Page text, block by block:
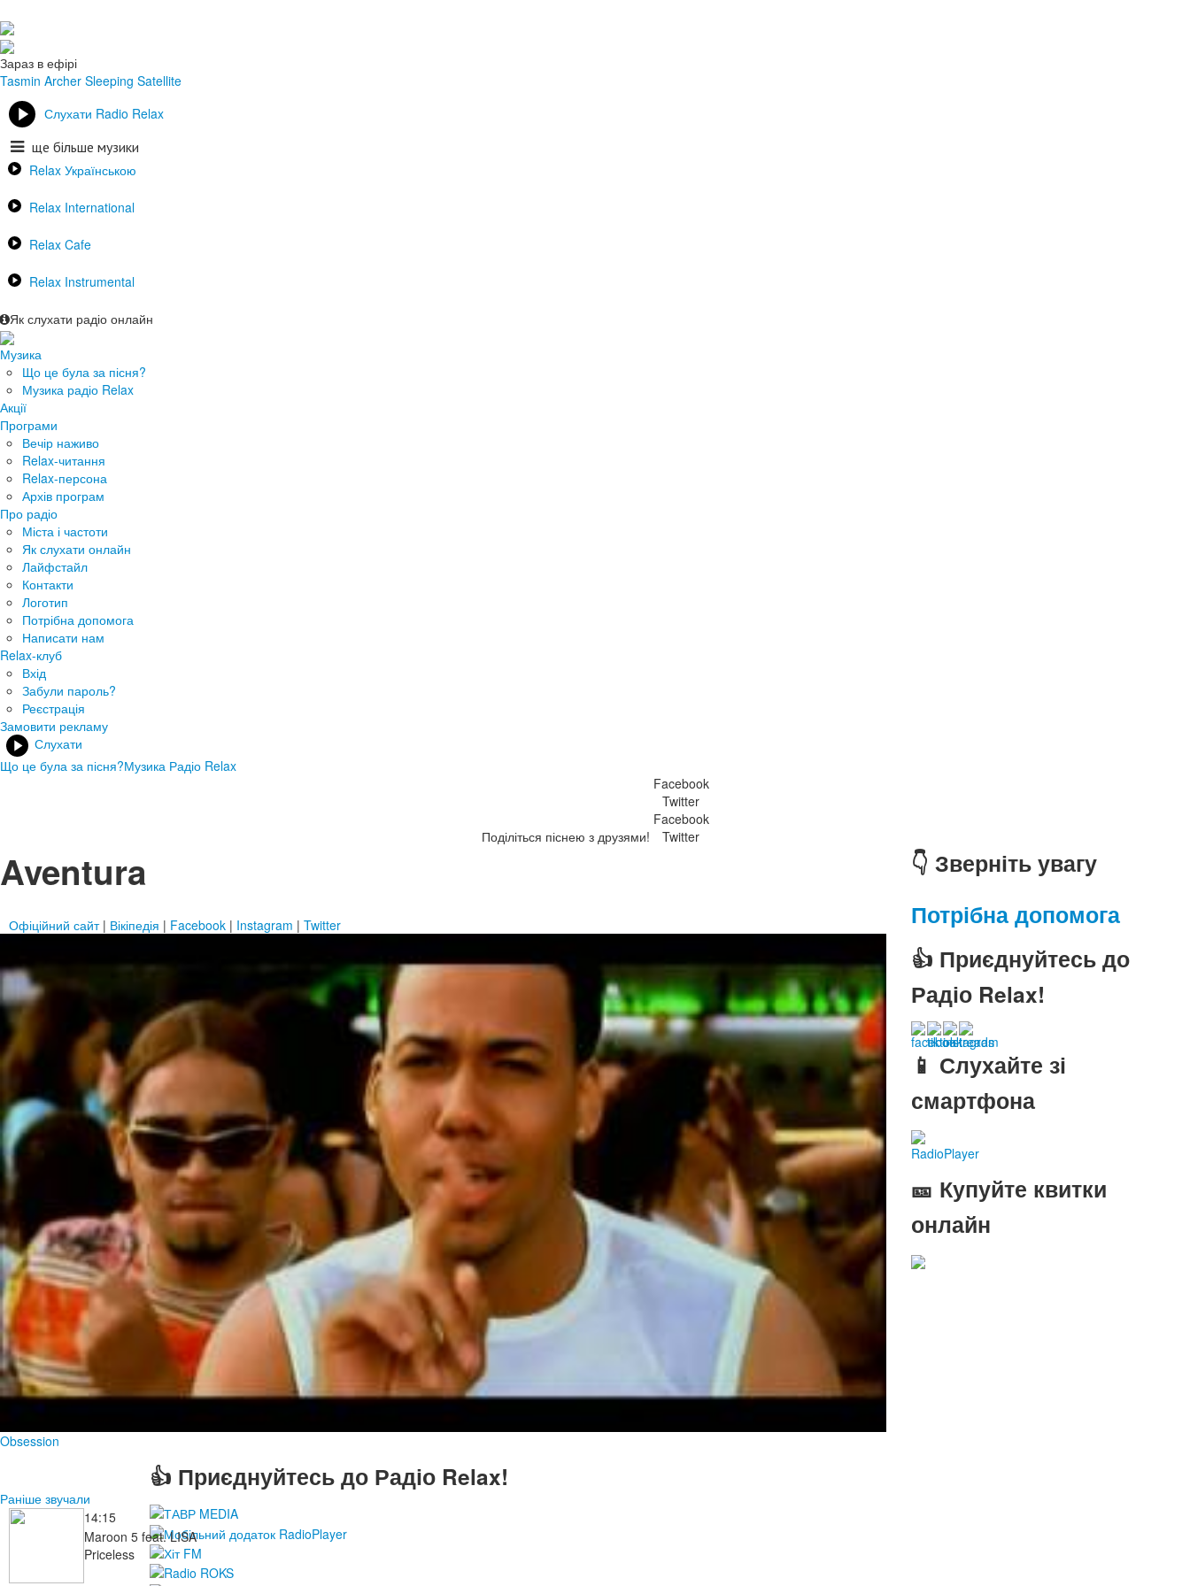
Зараз в ефірі
Tasmin Archer Sleeping Satellite
Раніше звучали
14:15
Maroon 5 feat. LISA
Priceless
Слухати Radio Relax
ще більше музики
Relax Українською
Relax International
Relax Cafe
Relax Instrumental
Як слухати радіо онлайн
Музика
Що це була за пісня?
Музика радіо Relax
Акції
Програми
Вечір наживо
Relax-читання
Relax-персона
Архів програм
Про радіо
Міста і частоти
Як слухати онлайн
Лайфстайл
Контакти
Логотип
Потрібна допомога
Написати нам
Relax-клуб
Вхід
Забули пароль?
Реєстрація
Замовити рекламу
Слухати
Що це була за пісня?Музика Радіо Relax
Поділіться піснею з друзями!
Facebook
Twitter
Facebook
Twitter
Aventura
Офіційний сайт| Вікіпедія | Facebook | Instagram | Twitter
Obsession
👇 Зверніть увагу
Потрібна допомога
👍 Приєднуйтесь до
Радіо Relax!
📱 Слухайте зі
смартфона
RadioPlayer
🎫 Купуйте квитки
онлайн
👍 Приєднуйтесь до Радіо Relax!